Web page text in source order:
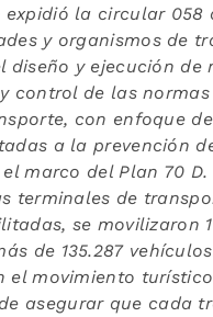
expidió la circular 058
y organismos de
diseño y ejecución de
control de las normas
con enfoque
a la prevención
marco del Plan 70 D.
terminales de
se movilizaron
de 135.287
el movimiento
asegurar que cada